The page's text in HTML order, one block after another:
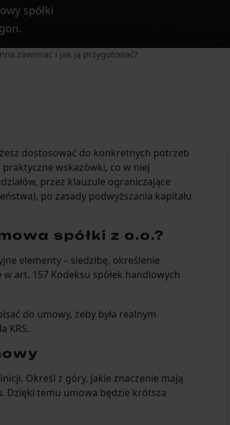
spółki
zawierać i jak ją przygotować?
dostosować do konkretnych potrzeb
wskazówki, co w niej
przez klauzule ograniczające
po zasady podwyższania kapitału
spółki z o.o.?
elementy – siedzibę, określenie
art. 157 Kodeksu spółek handlowych
do umowy, żeby była realnym
KRS.
Określ z góry, jakie znaczenie mają
Dzięki temu umowa będzie krótsza